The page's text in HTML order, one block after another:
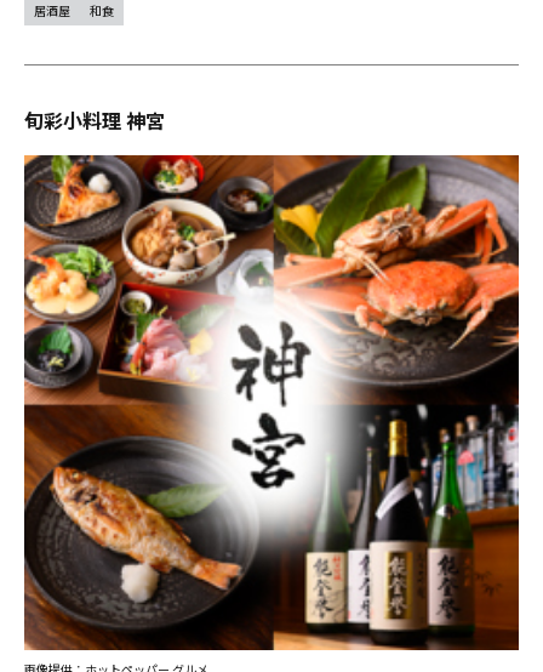
居酒屋 和食
旬彩小料理 神宮